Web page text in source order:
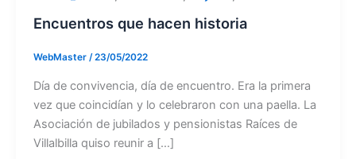
Encuentros que hacen historia
WebMaster /23/05/2022
Día de convivencia, día de encuentro. Era la primera
vez que coincidían y lo celebraron con una paella. La
Asociación de jubilados y pensionistas Raíces de
Villalbilla quiso reunir a […]